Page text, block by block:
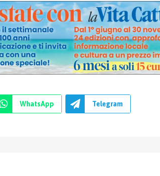
WhatsApp Telegram